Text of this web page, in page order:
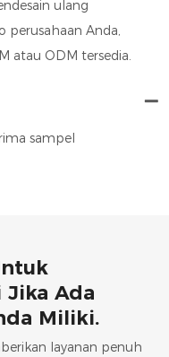
ulang
perusahaan Anda,
atau ODM tersedia.
sampel
Jika Ada
Miliki.
layanan penuh